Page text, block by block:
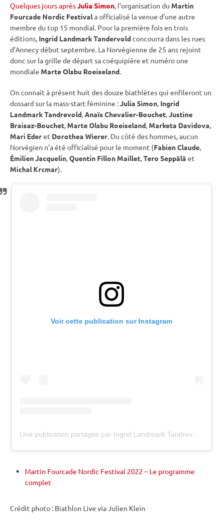
Quelques jours aprèsJulia Simon, l’organisation du Martin
Fourcade Nordic Festivala officialisé la venue d’une autre
membre du top 15 mondial. Pour la première fois en trois
éditions, Ingrid Landmark Tandervoldconcourra dans les rues
d’Annecy début septembre. La Norvégienne de 25 ans rejoint
donc sur la grille de départ sa coéquipière et numéro une
mondiale Marte Olsbu Roeiseland.
On connaît à présent huit des douze biathlètes qui enfileront un
dossard sur la mass-start féminine :Julia Simon, Ingrid
Landmark Tandrevold,Anaïs Chevalier-Bouchet,Justine
Braisaz-Bouchet, Marte Olsbu Roeiseland, Marketa Davidova,
Mari Ederet Dorothea Wierer. Du côté des hommes, aucun
Norvégien n’a été officialisé pour le moment (Fabien Claude,
Émilien Jacquelin,Quentin Fillon Maillet,Tero Seppälä et
Michal Krcmar).
Voir cette publication sur Instagram
Martin Fourcade Nordic Festival 2022 – Le programme
complet
Crédit photo : Biathlon Live via Julien Klein